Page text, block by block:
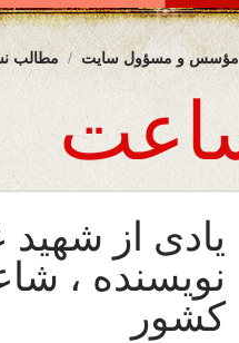
مطالب مؤسس و مسؤول سایت
یادی از شهید
نویسنده ،
کشور